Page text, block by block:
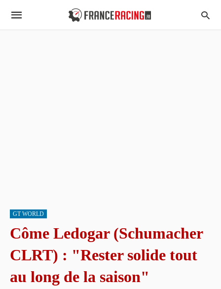
GT WORLD
Côme Ledogar (Schumacher
CLRT) : "Rester solide tout
au long de la saison"